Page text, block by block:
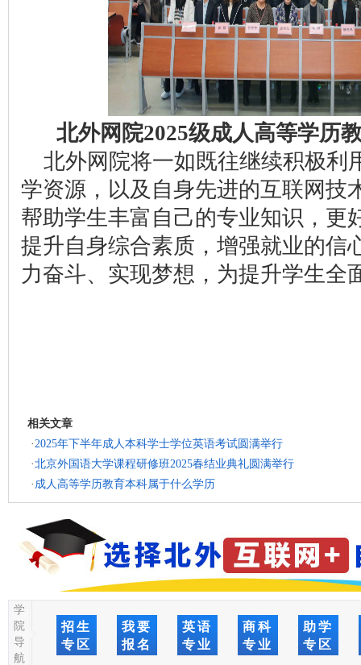
北外网院2025级成人高等学历
北外网院将一如既往继续积极利
学资源，以及自身先进的互联网技
帮助学生丰富自己的专业知识，更
提升自身综合素质，增强就业的信
力奋斗、实现梦想，为提升学生全
相关文章
·2025年下半年成人本科学士学位英语考试圆满举行
·北京外国语大学课程研修班2025春结业典礼圆满举行
· 成人高等学历教育本科属于什么学历
学
院
导
航
招生
专区
我要
报名
英语
专业
商科
专业
助学
专区